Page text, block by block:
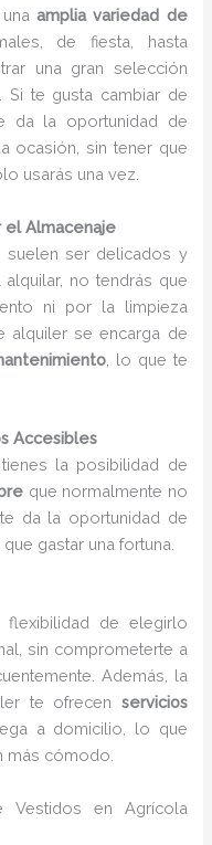
amplia variedad de
de fiesta, hasta
una gran selección
Si te gusta cambiar de
da la oportunidad de
ocasión, sin tener que
usarás una vez.
el Almacenaje
ser delicados y
no tendrás que
ni por la limpieza
alquiler se encarga de
, lo que te
Accesibles
la posibilidad de
que normalmente no
da la oportunidad de
gastar una fortuna.
de elegirlo
sin comprometerte a
Además, la
te ofrecen servicios
a domicilio, lo que
más cómodo.
Vestidos en Agrícola